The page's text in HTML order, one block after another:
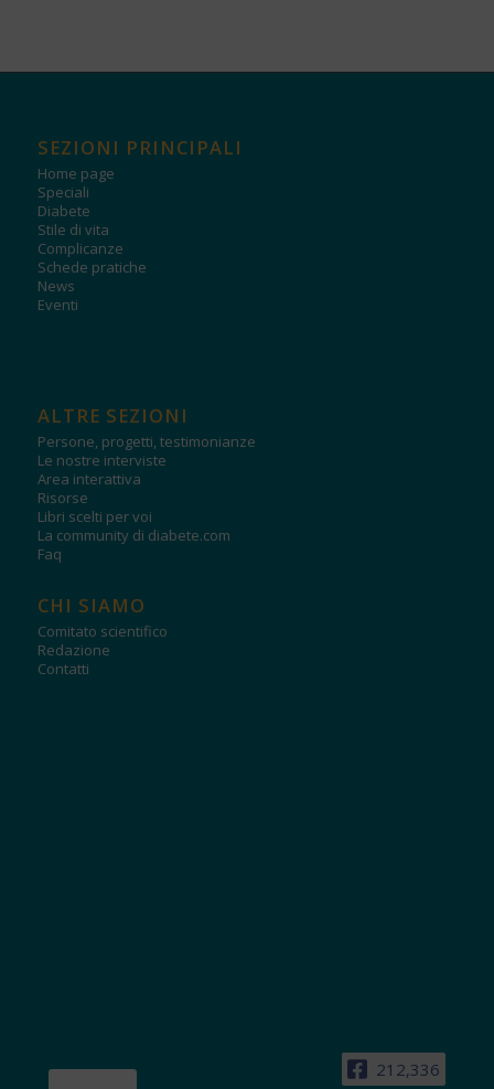
SEZIONI PRINCIPALI
Home page
Speciali
Diabete
Stile di vita
Complicanze
Schede pratiche
News
Eventi
ALTRE SEZIONI
Persone, progetti, testimonianze
Le nostre interviste
Area interattiva
Risorse
Libri scelti per voi
La community di diabete.com
Faq
CHI SIAMO
Comitato scientifico
Redazione
Contatti
212,336